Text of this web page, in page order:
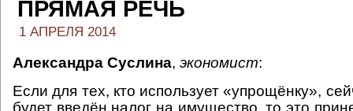
ПРЯМАЯ РЕЧЬ
1 АПРЕЛЯ 2014
Александра Суслина, экономист:
Если для тех, кто использует «упрощёнку»,
будет введён налог на имущество, то это